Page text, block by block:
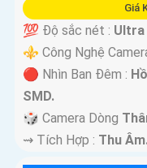
Giá
💯 Độ sắc nét : Ultra
⚜️ Công Nghệ
🔴 Nhìn Ban Đêm :
SMD.
🎲 Camera Dòng
️⇝ Tích Hợp : Thu